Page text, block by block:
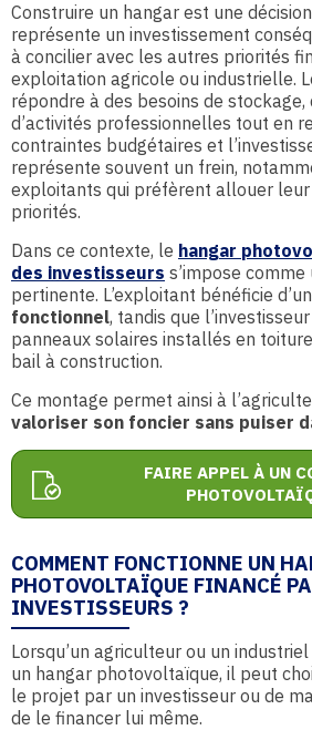
Construire un hangar est une
représente un investissement
à concilier avec les autres priorités
exploitation agricole ou industrielle.
répondre à des besoins de stockage,
d’activités professionnelles tout en
contraintes budgétaires et
représente souvent un frein,
exploitants qui préfèrent allouer leur
priorités.
Dans ce contexte, le hangar
des investisseurs s’impose
pertinente. L’exploitant bénéficie d’un
fonctionnel, tandis que
panneaux solaires installés en
bail à construction.
Ce montage permet ainsi à
valoriser son foncier sans puiser
FAIRE APPEL À UN
COMMENT FONCTIONNE UN
PHOTOVOLTAÏQUE FINANCÉ
INVESTISSEURS ?
Lorsqu’un agriculteur ou un
un hangar photovoltaïque, il peut
le projet par un investisseur ou de
de le financer lui même.